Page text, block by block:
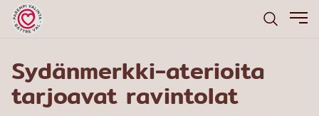
Sydänmerkki-aterioita
tarjoavat ravintolat